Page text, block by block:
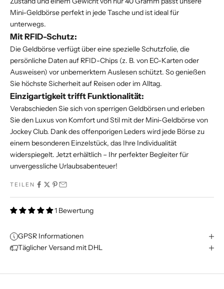
Mini-Geldbörse perfekt in jede Tasche und ist ideal für
unterwegs.
Mit RFID-Schutz:
Die Geldbörse verfügt über eine spezielle Schutzfolie, die
persönliche Daten auf RFID-Chips (z. B. von EC-Karten oder
Ausweisen) vor unbemerktem Auslesen schützt. So genießen
Sie höchste Sicherheit auf Reisen oder im Alltag.
Einzigartigkeit trifft Funktionalität:
Verabschieden Sie sich von sperrigen Geldbörsen und erleben
Sie den Luxus von Komfort und Stil mit der Mini-Geldbörse von
Jockey Club. Dank des offenporigen Leders wird jede Börse zu
einem besonderen Einzelstück, das Ihre Individualität
widerspiegelt. Jetzt erhältlich – Ihr perfekter Begleiter für
unvergessliche Urlaubsabenteuer!
TEILEN
1 Bewertung
GPSR Informationen
Täglicher Versand mit DHL